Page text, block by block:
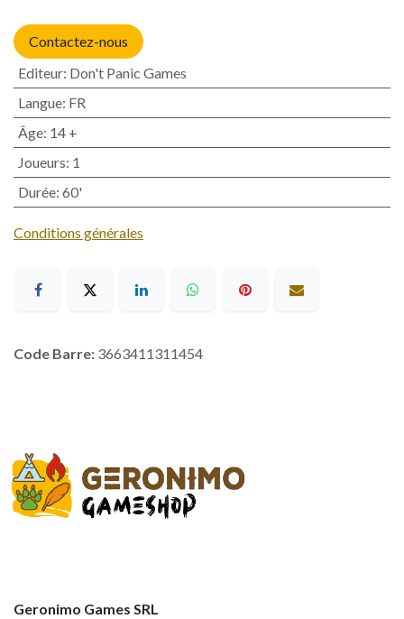
Contactez-nous
Editeur: Don't Panic Games
Langue: FR
Âge: 14 +
Joueurs: 1
Durée: 60'
Conditions générales
Code Barre: 3663411311454
Geronimo Games SRL